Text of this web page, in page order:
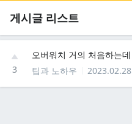
게시글 리스트
3
팁과 노하우
2023.02.28